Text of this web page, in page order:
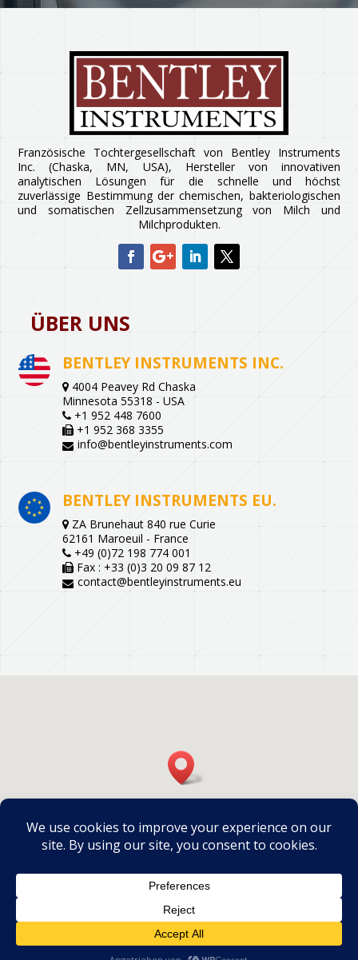
Französische Tochtergesellschaft von Bentley Instruments
Inc. (Chaska, MN, USA), Hersteller von innovativen
analytischen Lösungen für die schnelle und höchst
zuverlässige Bestimmung der chemischen, bakteriologischen
und somatischen Zellzusammensetzung von Milch und
Milchprodukten.
ÜBER UNS
BENTLEY INSTRUMENTS INC.
4004 Peavey Rd Chaska
Minnesota 55318 - USA
+1 952 448 7600
+1 952 368 3355
info@bentleyinstruments.com
BENTLEY INSTRUMENTS EU.
ZA Brunehaut 840 rue Curie
62161 Maroeuil - France
+49 (0)72 198 774 001
Fax : +33 (0)3 20 09 87 12
contact@bentleyinstruments.eu
Bentley instruments
AUTOMATION SOLUTIONS FOR THE DAIRY INDUSTRY |Legal